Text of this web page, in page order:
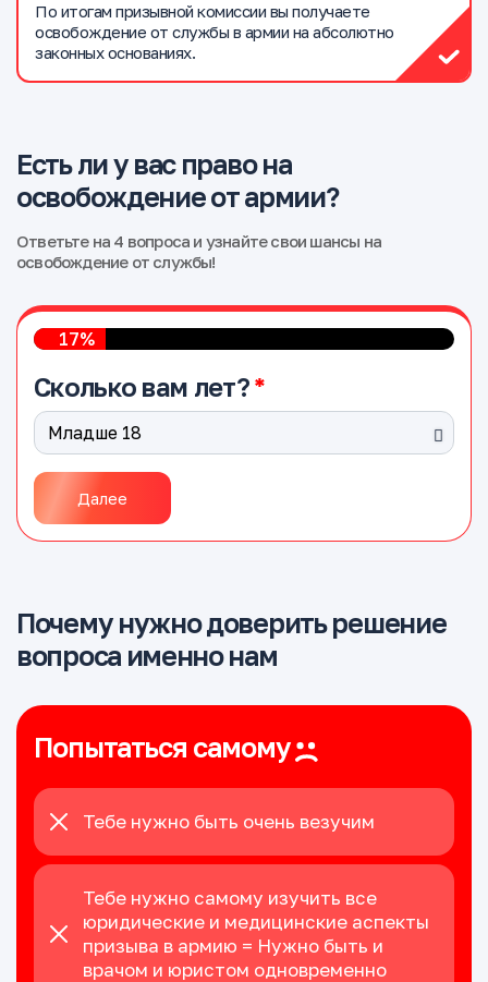
По итогам призывной комиссии вы получаете
освобождение от службы в армии на абсолютно
законных основаниях.
Есть ли у вас право на
освобождение от армии?
Ответьте на 4 вопроса и узнайте свои шансы на
освобождение от службы!
17%
Сколько вам лет?
Далее
Почему нужно доверить решение
вопроса именно нам
Попытаться самому
Тебе нужно быть очень везучим
Тебе нужно самому изучить все
юридические и медицинские аспекты
призыва в армию = Нужно быть и
врачом и юристом одновременно